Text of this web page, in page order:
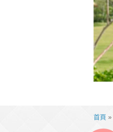
首頁 »